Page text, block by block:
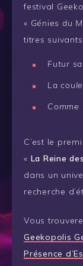
festival
« Génies du
titres suivants
Futur
La
Comme
C’est le
« La Reine
dans un
recherche
Vous
Geekopolis
Présence